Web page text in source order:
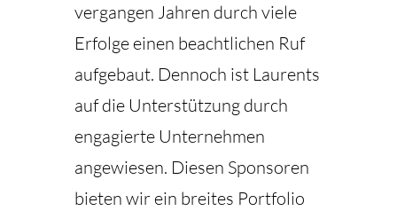
vergangen Jahren durch viele
Erfolge einen beachtlichen Ruf
aufgebaut. Dennoch ist Laurents
auf die Unterstützung durch
engagierte Unternehmen
angewiesen. Diesen Sponsoren
bieten wir ein breites Portfolio